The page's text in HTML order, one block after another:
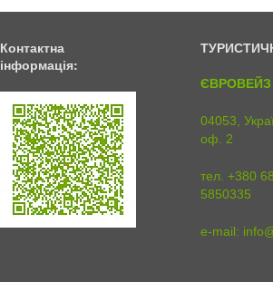
Контактна
інформація:
ЄВРОВЕЙЗ
04053,
оф. 2
тел. +380
5850335
e-mail: